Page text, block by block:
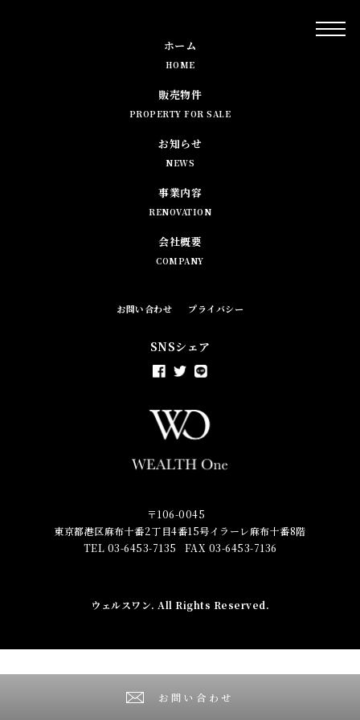
お問い合わせ
ホーム
HOME
販売物件
PROPERTY FOR SALE
お知らせ
NEWS
事業内容
RENOVATION
会社概要
COMPANY
お問い合わせ プライバシー
SNSシェア
〒106-0045
東京都港区麻布十番2丁目4番15号イラーレ麻布十番8階
TEL 03-6453-7135
FAX 03-6453-7136
ウェルスワン. All Rights Reserved.